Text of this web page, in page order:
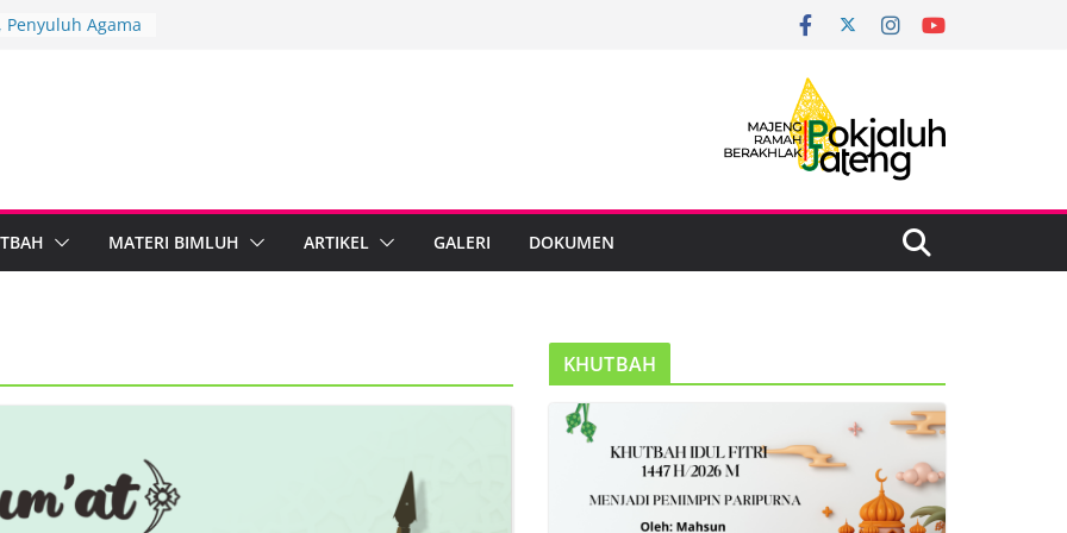
Penyuluh Agama
Penyuluh
Brebes
Implementasi
MATERI BIMLUH ARTIKEL GALERI DOKUMEN
KHUTBAH